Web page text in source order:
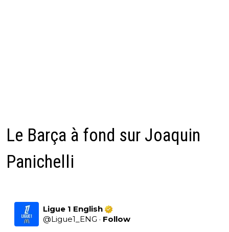
Le Barça à fond sur Joaquin
Panichelli
Ligue 1 English
@Ligue1_ENG · Follow